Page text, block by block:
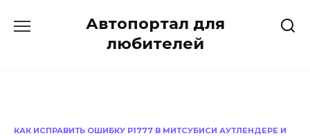
Автопортал для
любителей
КАК ИСПРАВИТЬ ОШИБКУ P1777 В МИТСУБИСИ АУТЛЕНДЕРЕ И